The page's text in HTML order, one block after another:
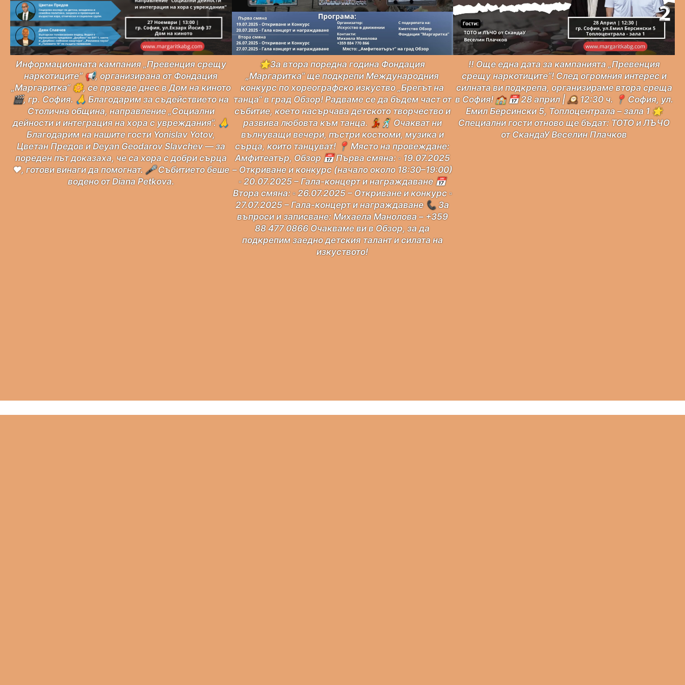
Информационната кампания „Превенция срещу
наркотиците“ 📢, организирана от Фондация
„Маргаритка“ 🌼, се проведе днес в Дом на киното
🎬, гр. София. 🙏 Благодарим за съдействието на
Столична община, направление „Социални
дейности и интеграция на хора с увреждания“. 🙏
Благодарим на нашите гости Yonislav Yotov,
Цветан Предов и Deyan Geodarov Slavchev — за
пореден път доказаха, че са хора с добри сърца
❤️, готови винаги да помогнат. 🎤 Събитието беше
водено от Diana Petkova.
🌟За втора поредна година Фондация
„Маргаритка“ ще подкрепи Международния
конкурс по хореографско изкуство „Брeгът на
танца“ в град Обзор! Радваме се да бъдем част от
събитие, което насърчава детското творчество и
развива любовта към танца. 💃🕺 Очакват ни
вълнуващи вечери, пъстри костюми, музика и
сърца, които танцуват! 📍 Място на провеждане:
Амфитеатър, Обзор 📅 Първа смяна: ▫ 19.07.2025
– Откриване и конкурс (начало около 18:30–19:00)
▫ 20.07.2025 – Гала-концерт и награждаване 📅
Втора смяна: ▫ 26.07.2025 – Откриване и конкурс ▫
27.07.2025 – Гала-концерт и награждаване 📞 За
въпроси и записване: Михаела Манолова – +359
88 477 0866 Очакваме ви в Обзор, за да
подкрепим заедно детския талант и силата на
изкуството!
‼️ Още една дата за кампанията „Превенция
срещу наркотиците“! След огромния интерес и
силната ви подкрепа, организираме втора среща
в София! 🏫 📅 28 април | 🕰 12:30 ч. 📍 София, ул.
Емил Берсински 5, Топлоцентрала – зала 1 🌟
Специални гости отново ще бъдат: ТОТО и ЛЪЧО
от СкандаУ Веселин Плачков